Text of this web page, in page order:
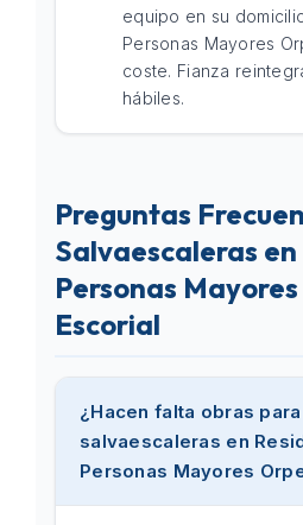
equipo en su
Personas Mayores
coste. Fianza
hábiles.
Preguntas
Salvaescaleras
Personas
Escorial
¿Hacen falta obras
salvaescaleras en
Personas Mayores